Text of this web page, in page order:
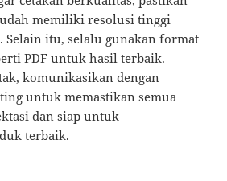
memiliki resolusi tinggi
Selain itu, selalu gunakan format
PDF untuk hasil terbaik.
komunikasikan dengan
untuk memastikan semua
dan siap untuk
terbaik.